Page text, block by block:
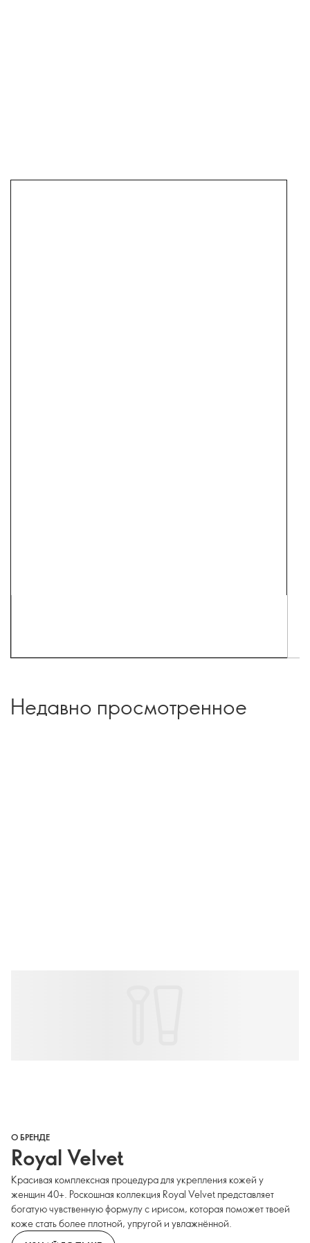
Недавно просмотренное
О БРЕНДЕ
Royal Velvet
Красивая комплексная процедура для укрепления кожей у
женщин 40+. Роскошная коллекция Royal Velvet представляет
богатую чувственную формулу с ирисом, которая поможет твоей
коже стать более плотной, упругой и увлажнённой.